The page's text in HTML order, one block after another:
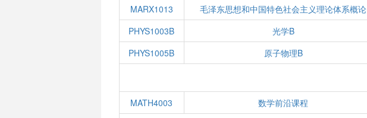
MARX1013
毛泽东思想和中国特色社会主义理论体系概论
PHYS1003B
光学B
PHYS1005B
原子物理B
MATH4003 数学前沿课程